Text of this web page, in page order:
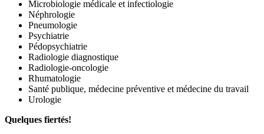
Microbiologie médicale et infectiologie
Néphrologie
Pneumologie
Psychiatrie
Pédopsychiatrie
Radiologie diagnostique
Radiologie-oncologie
Rhumatologie
Santé publique, médecine préventive et médecine du travail
Urologie
Quelques fiertés!